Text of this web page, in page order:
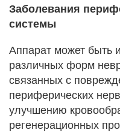
Заболевания
системы
Аппарат может быть
различных форм
связанных с
периферических
улучшению
регенерационных